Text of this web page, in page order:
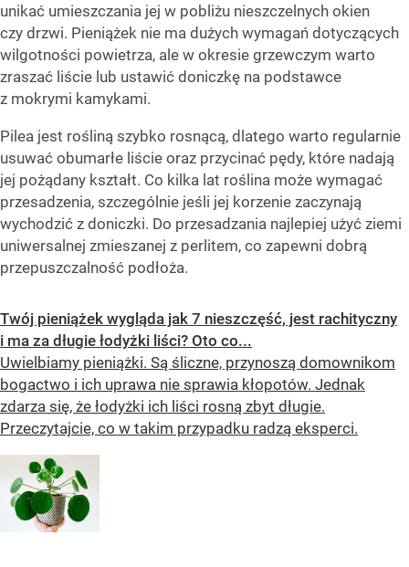
unikać umieszczania jej w pobliżu nieszczelnych okien
czy drzwi. Pieniążek nie ma dużych wymagań dotyczących
wilgotności powietrza, ale w okresie grzewczym warto
zraszać liście lub ustawić doniczkę na podstawce
z mokrymi kamykami.
Pilea jest rośliną szybko rosnącą, dlatego warto regularnie
usuwać obumarłe liście oraz przycinać pędy, które nadają
jej pożądany kształt. Co kilka lat roślina może wymagać
przesadzenia, szczególnie jeśli jej korzenie zaczynają
wychodzić z doniczki. Do przesadzania najlepiej użyć ziemi
uniwersalnej zmieszanej z perlitem, co zapewni dobrą
przepuszczalność podłoża.
Twój pieniążek wygląda jak 7 nieszczęść, jest rachityczny
i ma za długie łodyżki liści? Oto co...
Uwielbiamy pieniążki. Są śliczne, przynoszą domownikom
bogactwo i ich uprawa nie sprawia kłopotów. Jednak
zdarza się, że łodyżki ich liści rosną zbyt długie.
Przeczytajcie, co w takim przypadku radzą eksperci.